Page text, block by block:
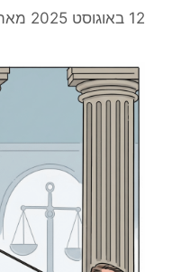
12 באוגוסט 2025